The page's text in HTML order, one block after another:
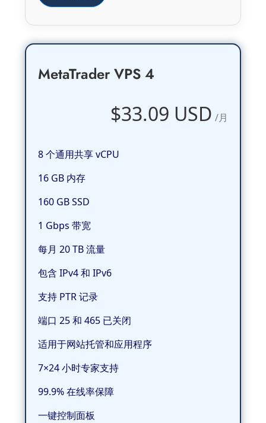
MetaTrader VPS 4
$33.09 USD /月
8 个通用共享 vCPU
16 GB 内存
160 GB SSD
1 Gbps 带宽
每月 20 TB 流量
包含 IPv4 和 IPv6
支持 PTR 记录
端口 25 和 465 已关闭
适用于网站托管和应用程序
7×24 小时专家支持
99.9% 在线率保障
一键控制面板